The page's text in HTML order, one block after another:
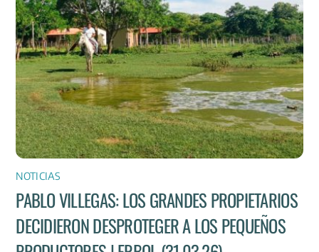
NOTICIAS
PABLO VILLEGAS: LOS GRANDES PROPIETARIOS
DECIDIERON DESPROTEGER A LOS PEQUEÑOS